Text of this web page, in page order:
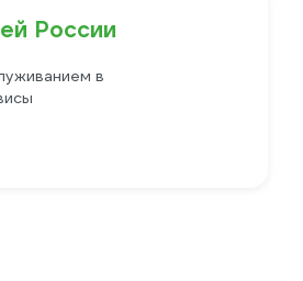
России
в